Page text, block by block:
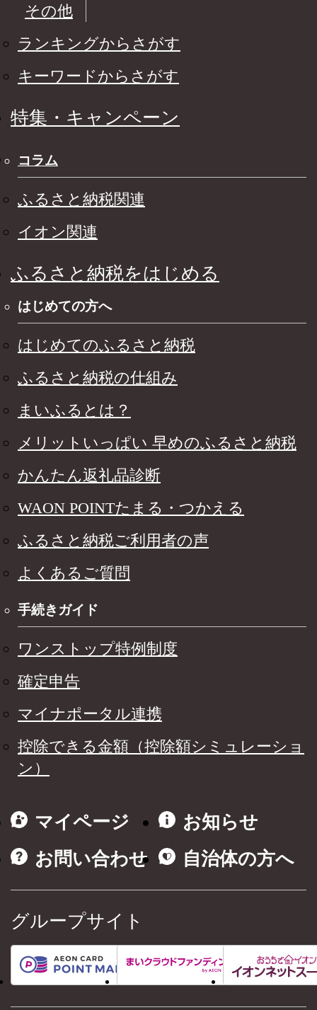
その他
ランキングからさがす
キーワードからさがす
特集・キャンペーン
コラム
ふるさと納税関連
イオン関連
ふるさと納税をはじめる
はじめての方へ
はじめてのふるさと納税
ふるさと納税の仕組み
まいふるとは？
メリットいっぱい 早めのふるさと納税
かんたん返礼品診断
WAON POINTたまる・つかえる
ふるさと納税ご利用者の声
よくあるご質問
手続きガイド
ワンストップ特例制度
確定申告
マイナポータル連携
控除できる金額（控除額シミュレーショ
ン）
マイページ
お知らせ
お問い合わせ
自治体の方へ
グループサイト